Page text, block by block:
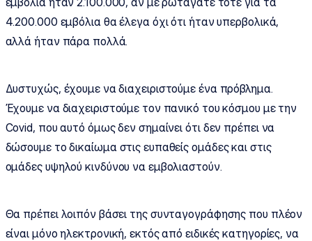
4.200.000 εμβόλια θα έλεγα όχι ότι ήταν υπερβολικά,
αλλά ήταν πάρα πολλά.
Δυστυχώς, έχουμε να διαχειριστούμε ένα πρόβλημα.
Έχουμε να διαχειριστούμε τον πανικό του κόσμου με την
Covid, που αυτό όμως δεν σημαίνει ότι δεν πρέπει να
δώσουμε το δικαίωμα στις ευπαθείς ομάδες και στις
ομάδες υψηλού κινδύνου να εμβολιαστούν.
Θα πρέπει λοιπόν βάσει της συνταγογράφησης που πλέον
είναι μόνο ηλεκτρονική, εκτός από ειδικές κατηγορίες, να